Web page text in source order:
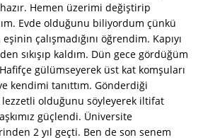
Hemen üzerimi değiştirip
Evde olduğunu biliyordum çünkü
çalışmadığını öğrendim. Kapıyı
sıkışıp kaldım. Dün gece gördüğüm
gülümseyerek üst kat komşuları
kendimi tanıttım. Gönderdiği
olduğunu söyleyerek iltifat
güçlendi. Üniversite
2 yıl geçti. Ben de son senem